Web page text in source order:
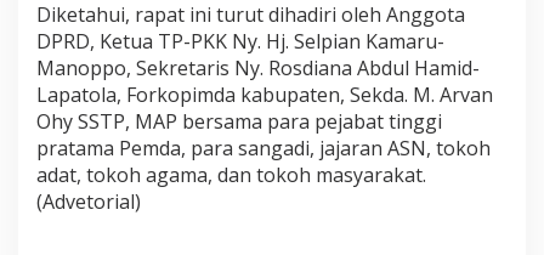
Diketahui, rapat ini turut dihadiri oleh Anggota
DPRD, Ketua TP-PKK Ny. Hj. Selpian Kamaru-
Manoppo, Sekretaris Ny. Rosdiana Abdul Hamid-
Lapatola, Forkopimda kabupaten, Sekda. M. Arvan
Ohy SSTP, MAP bersama para pejabat tinggi
pratama Pemda, para sangadi, jajaran ASN, tokoh
adat, tokoh agama, dan tokoh masyarakat.
(Advetorial)